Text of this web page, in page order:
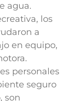
agua.
los
a
en equipo,
personales
seguro
son